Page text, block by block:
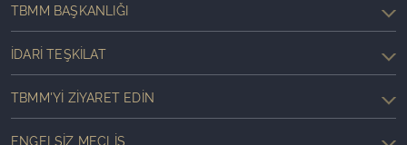
TBMM BAŞKANLIĞI
İDARI TEŞKILAT
TBMM'YI ZIYARET EDIN
ENGELSIZ MECLIS